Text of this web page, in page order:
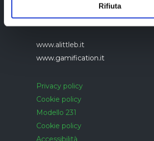
Rifiuta
UNI EN ISO 9001:2015 certificato da
CERTIQUALITY
www.alittleb.it
www.gamification.it
Privacy policy
Cookie policy
Modello 231
Cookie policy
Accessibilità